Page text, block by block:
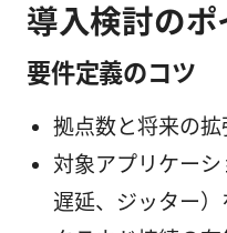
導入検討のポ
要件定義のコツ
拠点数と将来の
対象アプリケーシ
遅延、ジッター